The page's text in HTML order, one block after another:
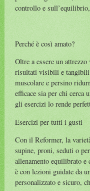
controllo e
Perché è così amato?
Oltre a essere un
risultati visibili e
muscolare e persino
efficace sia per chi cerca
gli esercizi lo rende
Esercizi per tutti i gusti
Con il Reformer, la
supine, proni, seduti o
allenamento equilibrato
è con lezioni guidate da
personalizzato e sicuro,